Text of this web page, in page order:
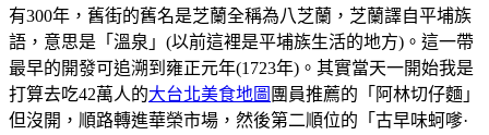
有300年，舊街的舊名是芝蘭全稱為八芝蘭，芝蘭譯自平埔族
語，意思是「溫泉」(以前這裡是平埔族生活的地方)。這一帶
最早的開發可追溯到雍正元年(1723年)。其實當天一開始我是
打算去吃42萬人的大台北美食地圖 團員推薦的「阿林切仔麵」
但沒開，順路轉進華榮市場，然後第二順位的「古早味蚵嗲·